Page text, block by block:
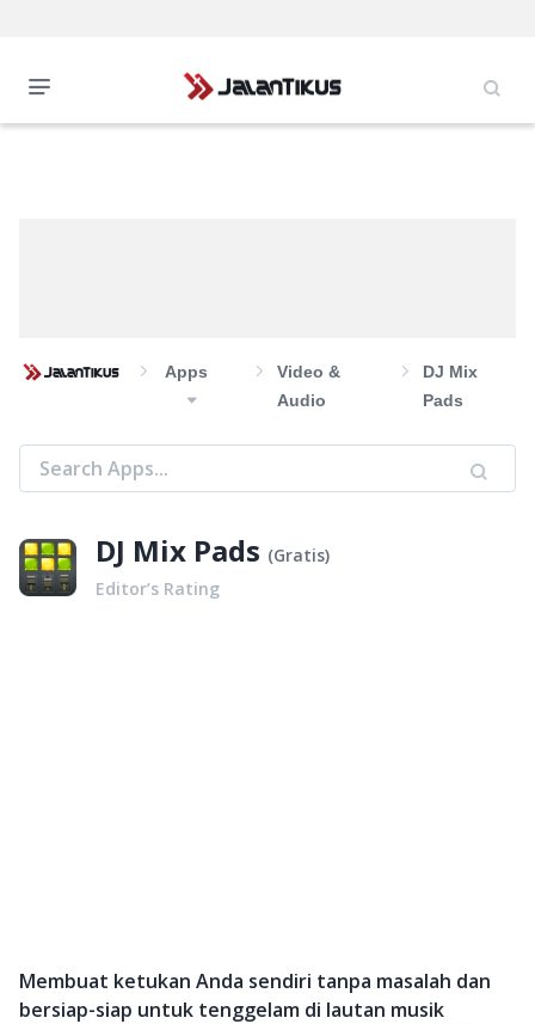
Apps
Video &
Audio
DJ Mix
Pads
DJ Mix Pads (Gratis)
Editor’s Rating
Membuat ketukan Anda sendiri tanpa masalah dan
bersiap-siap untuk tenggelam di lautan musik